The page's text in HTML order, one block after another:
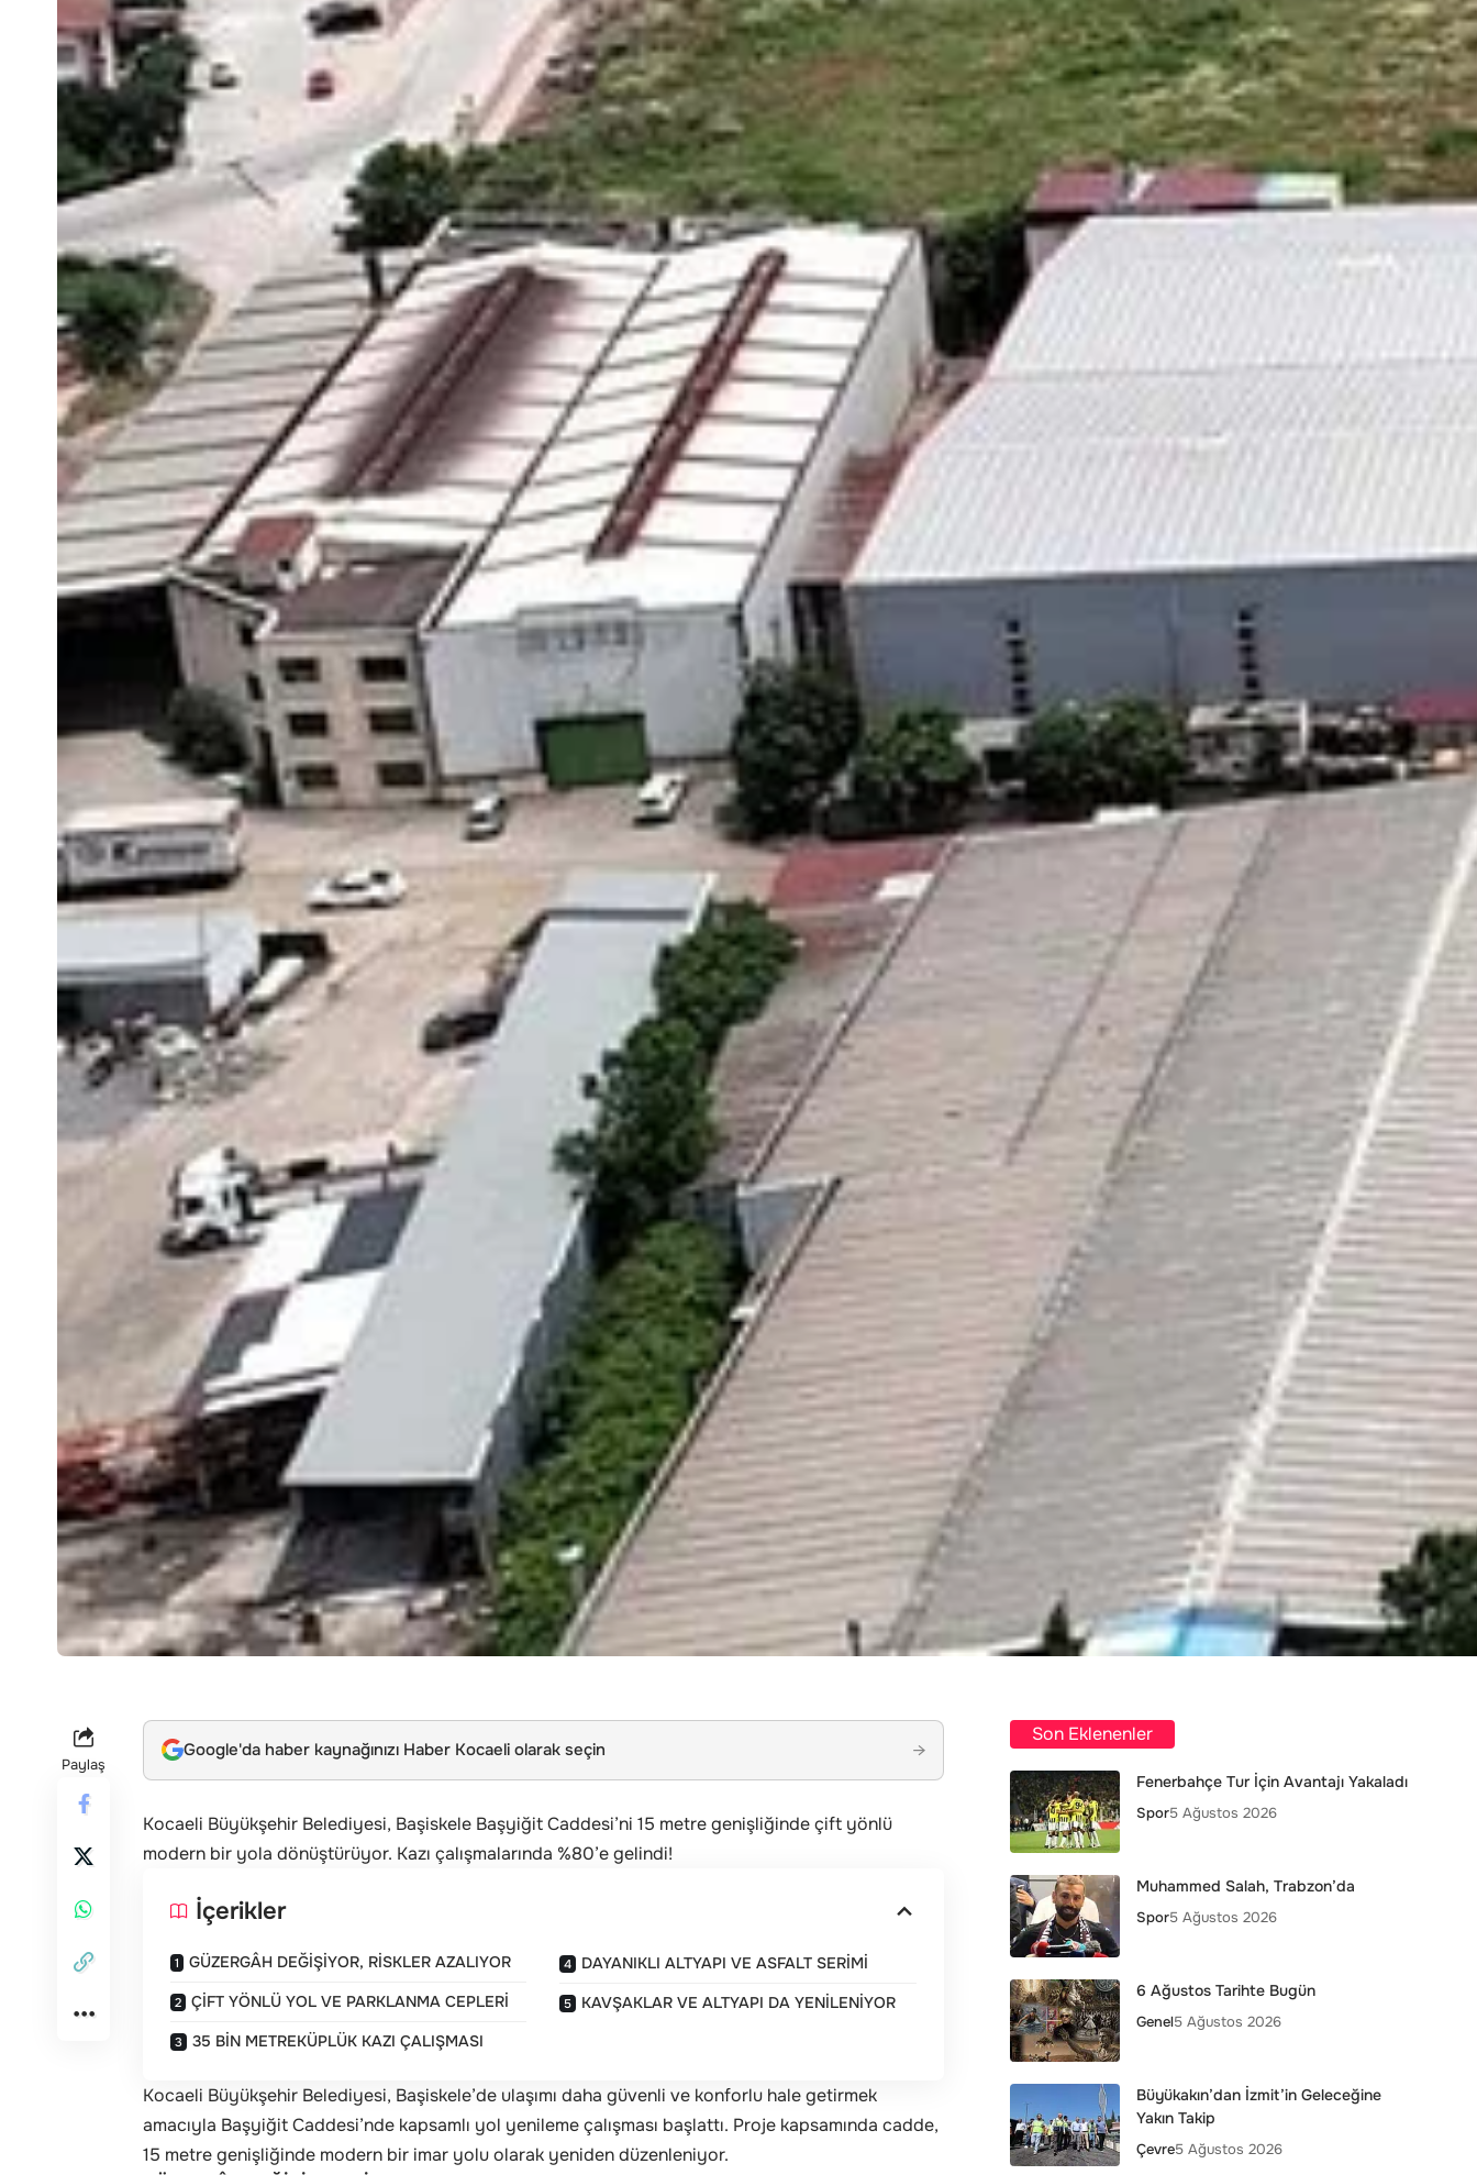
Paylaş
Google'da haber kaynağınızı Haber Kocaeli olarak seçin →
Kocaeli Büyükşehir Belediyesi, Başiskele Başyiğit Caddesi’ni 15 metre genişliğinde çift yönlü
modern bir yola dönüştürüyor. Kazı çalışmalarında %80’e gelindi!
İçerikler
GÜZERGÂH DEĞİŞİYOR, RİSKLER AZALIYOR
ÇİFT YÖNLÜ YOL VE PARKLANMA CEPLERİ
35 BİN METREKÜPLÜK KAZI ÇALIŞMASI
DAYANIKLI ALTYAPI VE ASFALT SERİMİ
KAVŞAKLAR VE ALTYAPI DA YENİLENİYOR
Kocaeli Büyükşehir Belediyesi, Başiskele’de ulaşımı daha güvenli ve konforlu hale getirmek
amacıyla Başyiğit Caddesi’nde kapsamlı yol yenileme çalışması başlattı. Proje kapsamında cadde,
15 metre genişliğinde modern bir imar yolu olarak yeniden düzenleniyor.
Son Eklenenler
Fenerbahçe Tur İçin Avantajı Yakaladı
Spor5 Ağustos 2026
Muhammed Salah, Trabzon’da
Spor5 Ağustos 2026
6 Ağustos Tarihte Bugün
Genel5 Ağustos 2026
Büyükakın’dan İzmit’in Geleceğine
Yakın Takip
Çevre5 Ağustos 2026